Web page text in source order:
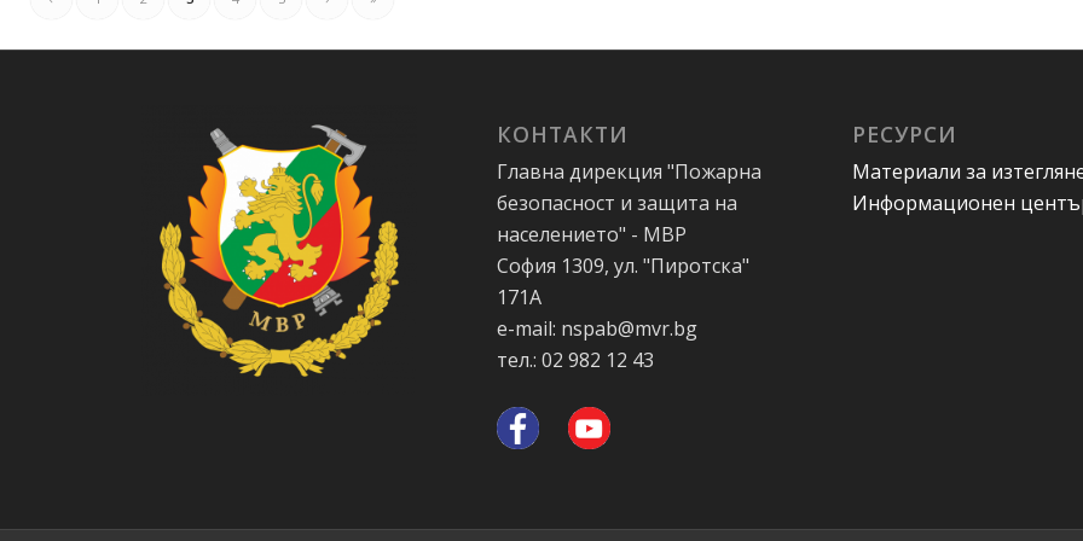
КОНТАКТИ
Главна дирекция "Пожарна
безопасност и защита на
населението" - МВР
София 1309, ул. "Пиротска"
171А
e-mail: nspab@mvr.bg
тел.: 02 982 12 43
РЕСУРСИ
Материали за
Информационен